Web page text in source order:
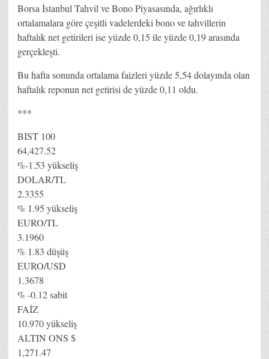
Borsa İstanbul Tahvil ve Bono Piyasasında, ağırlıklı
ortalamalara göre çeşitli vadelerdeki bono ve tahvillerin
haftalık net getirileri ise yüzde 0,15 ile yüzde 0,19 arasında
gerçekleşti.
Bu hafta sonunda ortalama faizleri yüzde 5,54 dolayında olan
haftalık reponun net getirisi de yüzde 0,11 oldu.
***
BIST 100
64,427.52
%-1.53 yükseliş
DOLAR/TL
2.3355
% 1.95 yükseliş
EURO/TL
3.1960
% 1.83 düşüş
EURO/USD
1.3678
% -0.12 sabit
FAİZ
10.970 yükseliş
ALTIN ONS $
1,271.47